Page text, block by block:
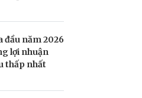
đầu năm 2026
lợi nhuận
thấp nhất